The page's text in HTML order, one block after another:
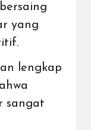
yang
lengkap
sangat